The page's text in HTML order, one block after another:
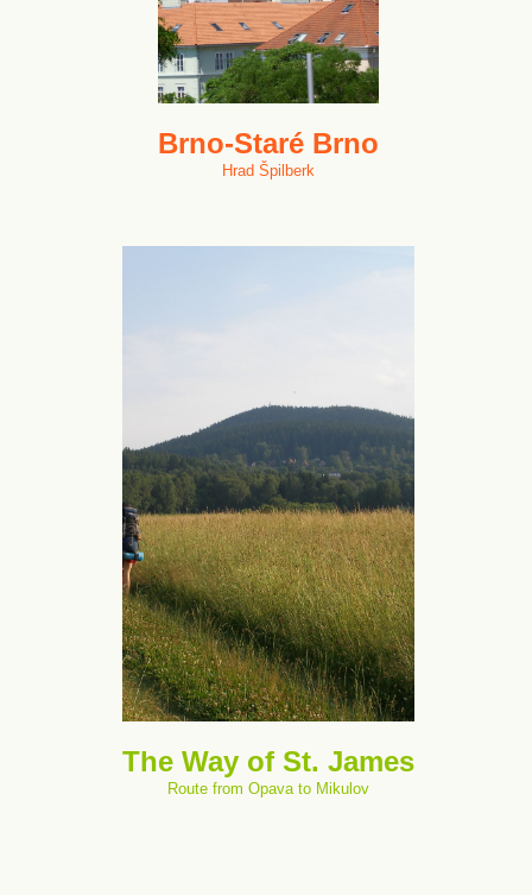
Brno-Staré Brno
Hrad Špilberk
The Way of St. James
Route from Opava to Mikulov